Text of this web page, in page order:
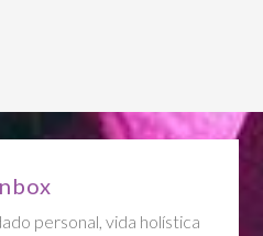
personal, vida holística